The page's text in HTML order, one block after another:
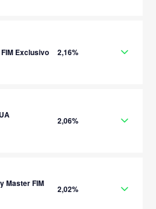
Exclusivo 2,16%
2,06%
Master FIM
2,02%